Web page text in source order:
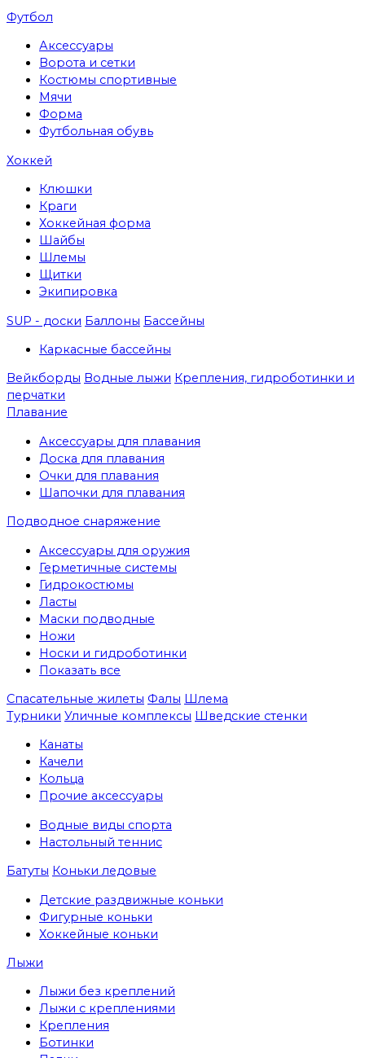
Футбол
Аксессуары
Ворота и сетки
Костюмы спортивные
Мячи
Форма
Футбольная обувь
Хоккей
Клюшки
Краги
Хоккейная форма
Шайбы
Шлемы
Щитки
Экипировка
SUP - доски Баллоны Бассейны
Каркасные бассейны
Вейкборды Водные лыжи Крепления, гидроботинки и
перчатки
Плавание
Аксессуары для плавания
Доска для плавания
Очки для плавания
Шапочки для плавания
Подводное снаряжение
Аксессуары для оружия
Герметичные системы
Гидрокостюмы
Ласты
Маски подводные
Ножи
Носки и гидроботинки
Показать все
Спасательные жилеты Фалы Шлема
Турники Уличные комплексы Шведские стенки
Канаты
Качели
Кольца
Прочие аксессуары
Водные виды спорта
Настольный теннис
Батуты Коньки ледовые
Детские раздвижные коньки
Фигурные коньки
Хоккейные коньки
Лыжи
Лыжи без креплений
Лыжи с креплениями
Крепления
Ботинки